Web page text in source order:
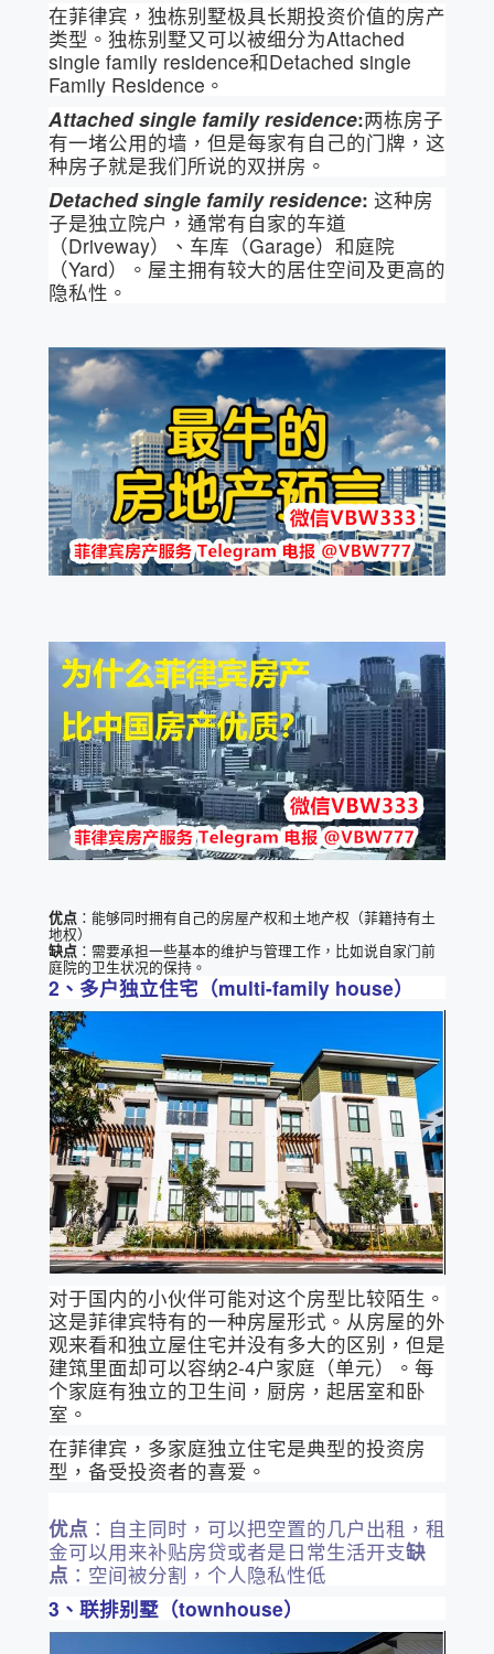
在菲律宾，独栋别墅极具长期投资价值的房产
类型。独栋别墅又可以被细分为Attached
single family residence和Detached single
Family Residence。
Attached single family residence:两栋房子
有一堵公用的墙，但是每家有自己的门牌，这
种房子就是我们所说的双拼房。
Detached single family residence: 这种房
子是独立院户，通常有自家的车道
（Driveway）、车库（Garage）和庭院
（Yard）。屋主拥有较大的居住空间及更高的
隐私性。
优点：能够同时拥有自己的房屋产权和土地产权（菲籍持有土
地权）
缺点：需要承担一些基本的维护与管理工作，比如说自家门前
庭院的卫生状况的保持。
2、多户独立住宅（multi-family house）
对于国内的小伙伴可能对这个房型比较陌生。
这是菲律宾特有的一种房屋形式。从房屋的外
观来看和独立屋住宅并没有多大的区别，但是
建筑里面却可以容纳2-4户家庭（单元）。每
个家庭有独立的卫生间，厨房，起居室和卧
室。
在菲律宾，多家庭独立住宅是典型的投资房
型，备受投资者的喜爱。
优点 ：自主同时，可以把空置的几户出租，租
金可以用来补贴房贷或者是日常生活开支缺
点 ：空间被分割，个人隐私性低
3、联排别墅（townhouse）